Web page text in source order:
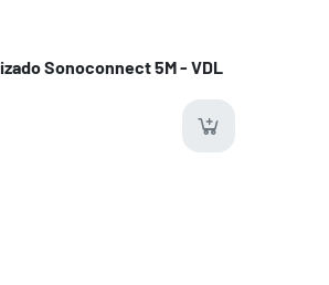
Sonoconnect 5M - VDL